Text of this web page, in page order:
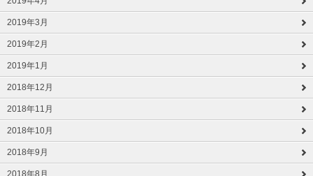
2019年3月
2019年2月
2019年1月
2018年12月
2018年11月
2018年10月
2018年9月
2018年8月